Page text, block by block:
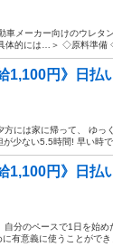
車メーカー向けのウレ
体的には…＞ ◇原料準備
1,100円》日
には家に帰って、 ゆっ
少ない5.5時間! 早い時で
1,100円》日
分のペースで1日を始
有意義に使うことがで